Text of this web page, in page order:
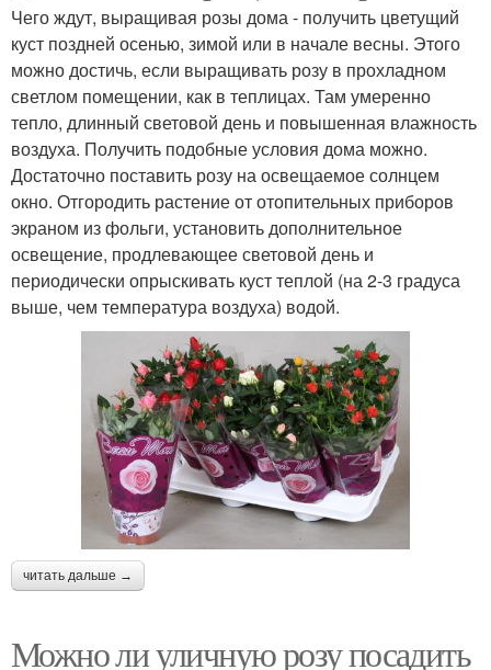
Чего ждут, выращивая розы дома - получить цветущий
куст поздней осенью, зимой или в начале весны. Этого
можно достичь, если выращивать розу в прохладном
светлом помещении, как в теплицах. Там умеренно
тепло, длинный световой день и повышенная влажность
воздуха. Получить подобные условия дома можно.
Достаточно поставить розу на освещаемое солнцем
окно. Отгородить растение от отопительных приборов
экраном из фольги, установить дополнительное
освещение, продлевающее световой день и
периодически опрыскивать куст теплой (на 2-3 градуса
выше, чем температура воздуха) водой.
читать дальше →
Можно ли уличную розу посадить